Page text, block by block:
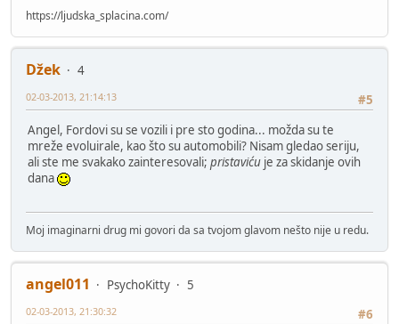
https://ljudska_splacina.com/
Džek
4
#5
02-03-2013, 21:14:13
Angel, Fordovi su se vozili i pre sto godina... možda su te
mreže evoluirale, kao što su automobili? Nisam gledao seriju,
ali ste me svakako zainteresovali; pristaviću je za skidanje ovih
dana
Moj imaginarni drug mi govori da sa tvojom glavom nešto nije u redu.
angel011 PsychoKitty
5
#6
02-03-2013, 21:30:32